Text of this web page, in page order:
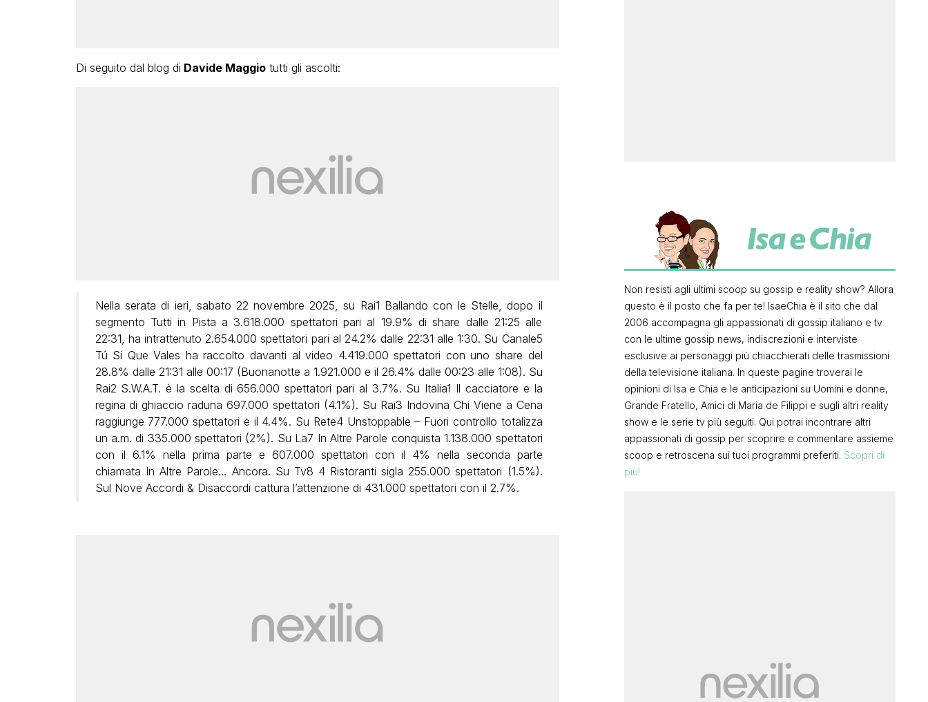
Di seguito dal blog di Davide Maggiotutti gli ascolti:
Nella serata di ieri, sabato 22 novembre 2025, su Rai1 Ballando con le Stelle, dopo il
segmento Tutti in Pista a 3.618.000 spettatori pari al 19.9% di share dalle 21:25 alle
22:31, ha intrattenuto 2.654.000 spettatori pari al 24.2% dalle 22:31 alle 1:30. Su Canale5
Tú Sí Que Vales ha raccolto davanti al video 4.419.000 spettatori con uno share del
28.8% dalle 21:31 alle 00:17 (Buonanotte a 1.921.000 e il 26.4% dalle 00:23 alle 1:08). Su
Rai2 S.W.A.T. è la scelta di 656.000 spettatori pari al 3.7%. Su Italia1 Il cacciatore e la
regina di ghiaccio raduna 697.000 spettatori (4.1%). Su Rai3 Indovina Chi Viene a Cena
raggiunge 777.000 spettatori e il 4.4%. Su Rete4 Unstoppable – Fuori controllo totalizza
un a.m. di 335.000 spettatori (2%). Su La7 In Altre Parole conquista 1.138.000 spettatori
con il 6.1% nella prima parte e 607.000 spettatori con il 4% nella seconda parte
chiamata In Altre Parole… Ancora. Su Tv8 4 Ristoranti sigla 255.000 spettatori (1.5%).
Sul Nove Accordi & Disaccordi cattura l’attenzione di 431.000 spettatori con il 2.7%.
Non resisti agli ultimi scoop su gossip e reality show? Allora
questo è il posto che fa per te! IsaeChia è il sito che dal
2006 accompagna gli appassionati di gossip italiano e tv
con le ultime gossip news, indiscrezioni e interviste
esclusive ai personaggi più chiacchierati delle trasmissioni
della televisione italiana. In queste pagine troverai le
opinioni di Isa e Chia e le anticipazioni su Uomini e donne,
Grande Fratello, Amici di Maria de Filippi e sugli altri reality
show e le serie tv più seguiti. Qui potrai incontrare altri
appassionati di gossip per scoprire e commentare assieme
scoop e retroscena sui tuoi programmi preferiti. Scopri di
più!